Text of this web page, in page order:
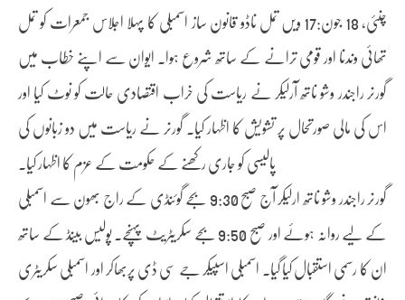
چنئی، 18 جون:17 ویں تمل ناڈو قانون ساز اسمبلی کا پہلا اجلاس جمعرات کو تمل
تھائی وندنا اور قومی ترانے کے ساتھ شروع ہوا۔ ایوان سے اپنے خطاب میں
گورنر راجندر وشو ناتھ آرلیکر نے ریاست کی خراب اقتصادی حالت کو نوٹ کیا اور
اس کی مالی صورتحال پر تشویش کا اظہار کیا۔ گورنر نے ریاست میں دو زبانوں کی
پالیسی کو جاری رکھنے کے حکومت کے عزم کا اظہار کیا۔
گورنر راجندر وشو ناتھ ارلیکر آج صبح 9:30 بجے گوئنڈی کے راج بھون سے اسمبلی
کے لیے روانہ ہوئے اور صبح 9:50 بجے سکریٹریٹ پہنچے۔ پولیس بینڈ کے ساتھ
ان کا رسمی استقبال کیا گیا۔ اسمبلی اسپیکر جے سی ڈی پربھاکر اور اسمبلی سکریٹری